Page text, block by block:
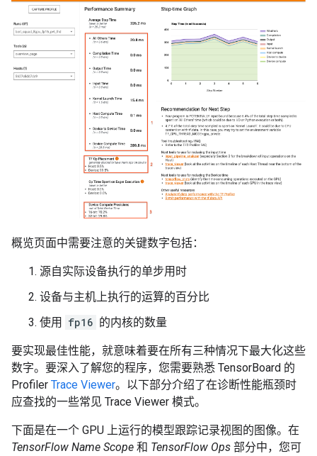
概览页面中需要注意的关键数字包括：
源自实际设备执行的单步用时
设备与主机上执行的运算的百分比
使用
fp16 的内核的数量
要实现最佳性能，就意味着要在所有三种情况下最大化这些
数字。要深入了解您的程序，您需要熟悉 TensorBoard 的
Profiler Trace Viewer。以下部分介绍了在诊断性能瓶颈时
应查找的一些常见 Trace Viewer 模式。
下面是在一个 GPU 上运行的模型跟踪记录视图的图像。在
TensorFlow Name Scope 和 TensorFlow Ops 部分中，您可